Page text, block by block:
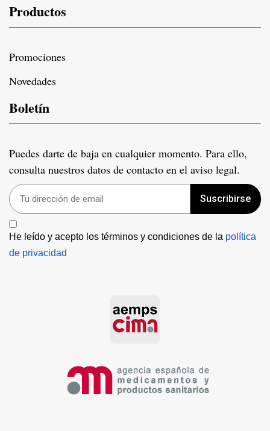
Productos
Promociones
Novedades
Boletín
Puedes darte de baja en cualquier momento. Para ello,
consulta nuestros datos de contacto en el aviso legal.
Suscribirse
He leído y acepto los términos y condiciones de la política
de privacidad